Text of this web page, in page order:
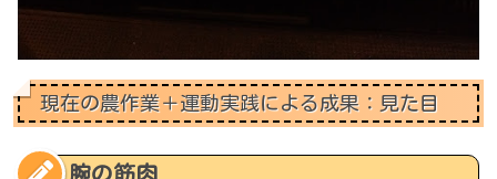
現在の農作業＋運動実践による成果：見た目
腕の筋肉